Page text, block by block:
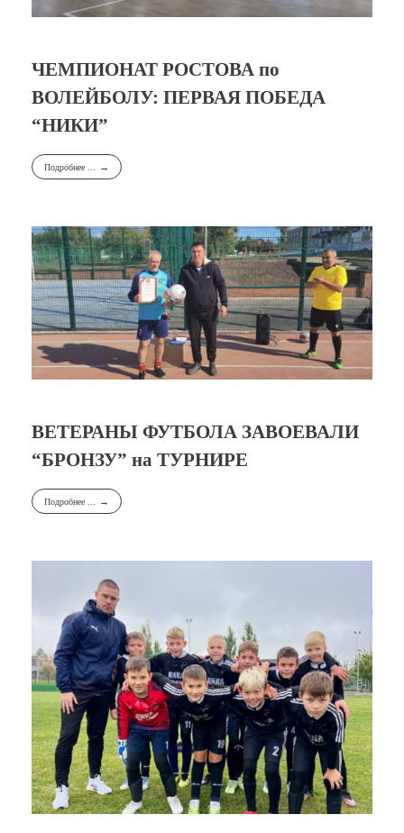
ЧЕМПИОНАТ РОСТОВА по
ВОЛЕЙБОЛУ: ПЕРВАЯ ПОБЕДА
“НИКИ”
Подробнее ...
ВЕТЕРАНЫ ФУТБОЛА ЗАВОЕВАЛИ
“БРОНЗУ” на ТУРНИРЕ
Подробнее ...